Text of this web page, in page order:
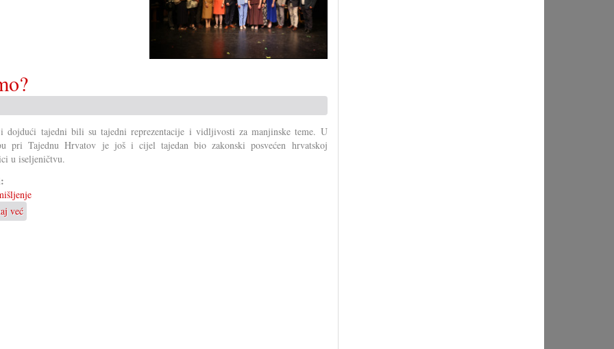
dojdući tajedni bili su tajedni reprezentacije i vidljivosti za manjinske teme. U
pri Tajednu Hrvatov je još i cijel tajedan bio zakonski posvećen hrvatskoj
u iseljeničtvu.
već
Je